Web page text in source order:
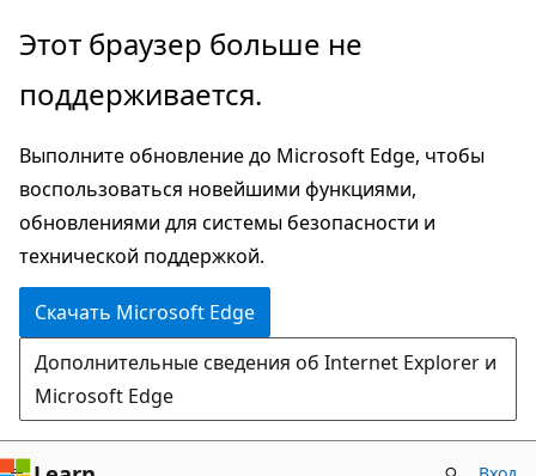
Пропустить
перейти
основному
содержимому
Этот браузер больше не
поддерживается.
Выполните обновление до Microsoft Edge, чтобы
воспользоваться новейшими функциями,
обновлениями для системы безопасности и
технической поддержкой.
Скачать Microsoft Edge
Дополнительные сведения об Internet Explorer и
Microsoft Edge